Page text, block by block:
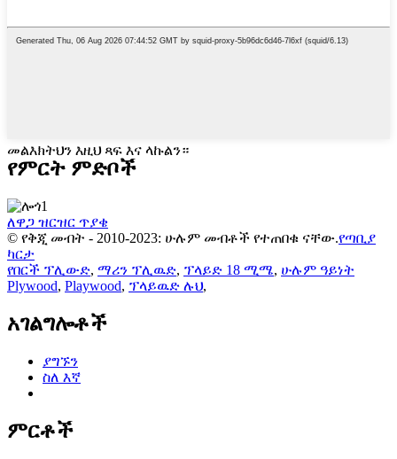
መልእክትህን እዚህ ጻፍ እና ላኩልን።
የምርት ምድቦች
ለዋጋ ዝርዝር ጥያቄ
© የቅጂ መብት - 2010-2023: ሁሉም መብቶች የተጠበቁ ናቸው.የጣቢያ
ካርታ
የበርች ፕሊውድ, ማሪን ፕሊዉድ, ፕላይድ 18 ሚሜ, ሁሉም ዓይነት
Plywood, Playwood, ፕላይዉድ ሉህ,
አገልግሎቶች
ያግኙን
ስለ እኛ
ምርቶች